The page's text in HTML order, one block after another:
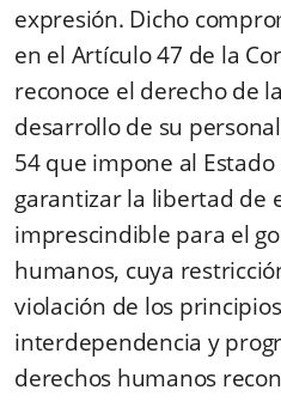
expresión. Dicho
en el Artículo 47 de la
reconoce el derecho de
desarrollo de su
54 que impone al
garantizar la libertad de
imprescindible para el
humanos, cuya
violación de los
interdependencia y
derechos humanos